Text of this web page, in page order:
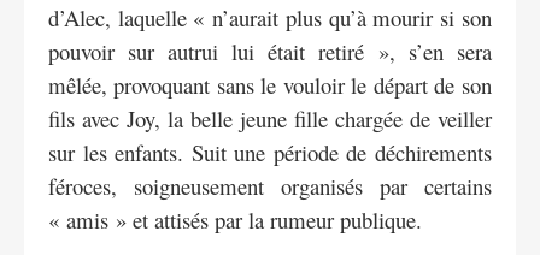
d’Alec, laquelle « n’aurait plus qu’à mourir si son
pouvoir sur autrui lui était retiré », s’en sera
mêlée, provoquant sans le vouloir le départ de son
fils avec Joy, la belle jeune fille chargée de veiller
sur les enfants. Suit une période de déchirements
féroces, soigneusement organisés par certains
« amis » et attisés par la rumeur publique.